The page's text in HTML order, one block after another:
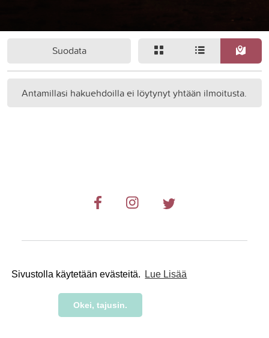
Sivustolla käytetään evästeitä. Lue Lisää
Okei, tajusin.
Suodata
Antamillasi hakuehdoilla ei löytynyt yhtään ilmoitusta.